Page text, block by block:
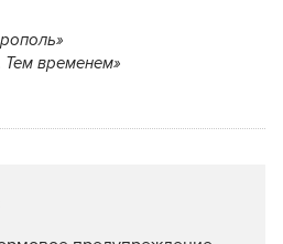
временем»